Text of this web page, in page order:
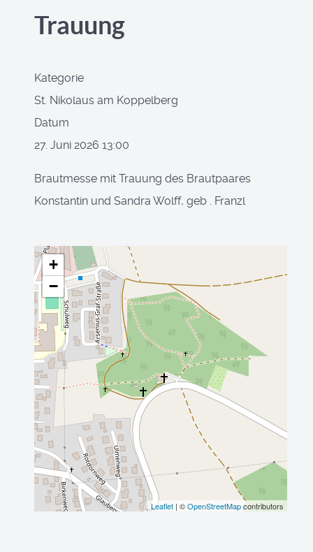
Trauung
Kategorie
St. Nikolaus am Koppelberg
Datum
27. Juni 2026 13:00
Brautmesse mit Trauung des Brautpaares
Konstantin und Sandra Wolff, geb . Franzl
+
−
Leaflet | ©OpenStreetMapcontributors